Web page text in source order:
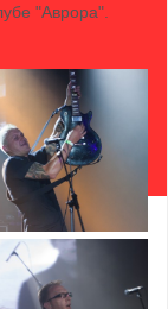
"Аврора".